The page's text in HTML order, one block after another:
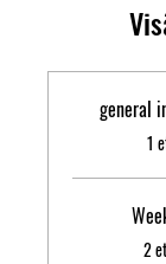
general
1
2